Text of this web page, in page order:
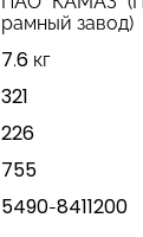
рамный завод)
7.6 кг
321
226
755
5490-8411200